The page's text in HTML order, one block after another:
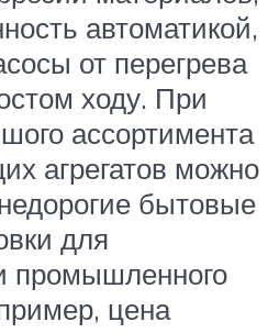
автоматикой,
от перегрева
ходу. При
ассортимента
агрегатов можно
бытовые
для
промышленного
цена